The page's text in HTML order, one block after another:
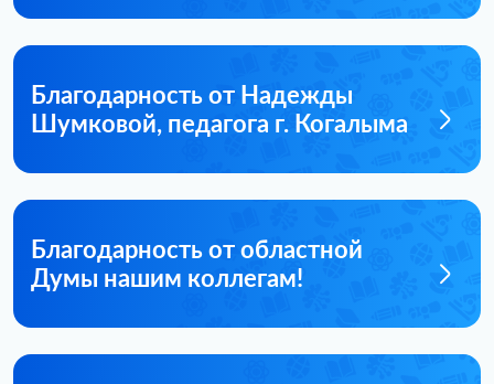
Благодарность от Надежды
Шумковой, педагога г. Когалыма
Благодарность от областной
Думы нашим коллегам!